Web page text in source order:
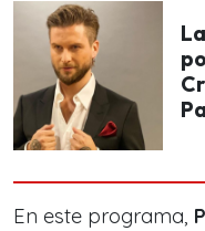
En este programa,